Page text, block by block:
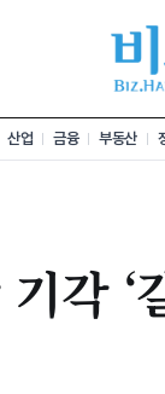
산업 금융 부동산
각 ‘